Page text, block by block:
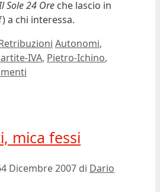
Sole 24 Ore che lascio in
a chi interessa.
Tag
Autonomi,
IVA, Pietro-Ichino,
mica fessi
4 Dicembre 2007 di Dario